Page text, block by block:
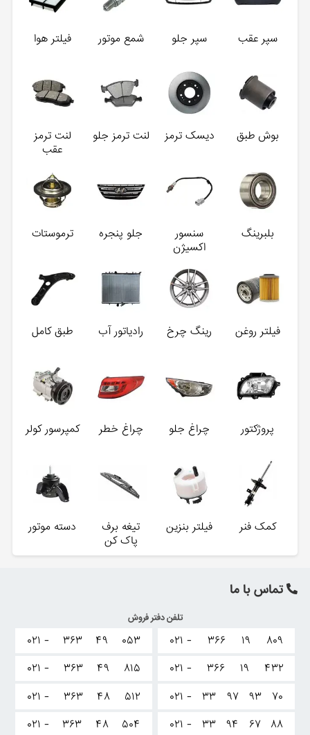
سپر عقب سپر جلو شمع موتور فیلتر هوا
بوش طبق دیسک ترمز لنت ترمز جلو
لنت ترمز
عقب
بلبرینگ
سنسور
اکسیژن
جلو پنجره ترموستات
فیلتر روغن رینگ چرخ رادیاتور آب طبق کامل
پروژکتور چراغ جلو چراغ خطر کمپرسور کولر
کمک فنر فیلتر بنزین
تیغه برف
پاک کن
دسته موتور
تماس با ما
تلفن دفتر فروش
۰۲۱ - ۳۶۶ ۱۹
۸۰۹
۰۲۱ -
۳۶۶ ۱۹
۴۳۲
۰۲۱ -
۳۳ ۹۷ ۹۳
۷۰
۰۲۱ -
۳۳ ۹۴ ۶۷ ۸۸
۰۲۱ - ۳۶۳ ۴۹
۰۵۳
۰۲۱ -
۳۶۳ ۴۹
۸۱۵
۰۲۱ -
۳۶۳ ۴۸
۵۱۲
۰۲۱ -
۳۶۳ ۴۸ ۵۰۴